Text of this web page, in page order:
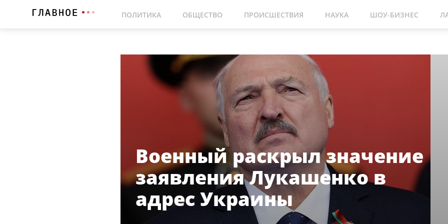
ПОЛИТИКА ОБЩЕСТВО ПРОИСШЕСТВИЯ НАУКА ШОУ-БИЗНЕС
Военный раскрыл значение
заявления Лукашенко в
адрес Украины